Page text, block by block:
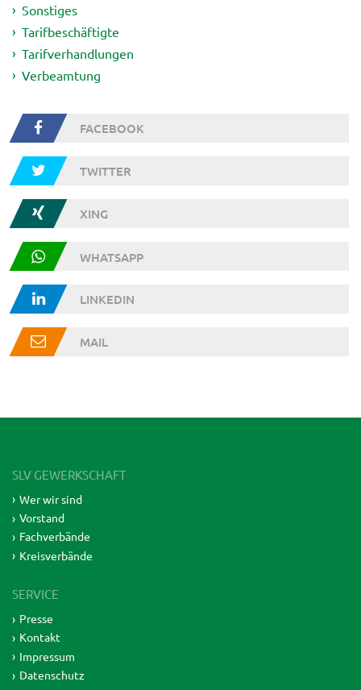
Sonstiges
Tarifbeschäftigte
Tarifverhandlungen
Verbeamtung
FACEBOOK
TWITTER
XING
WHATSAPP
LINKEDIN
MAIL
SLV GEWERKSCHAFT
Wer wir sind
Vorstand
Fachverbände
Kreisverbände
SERVICE
Presse
Kontakt
Impressum
Datenschutz